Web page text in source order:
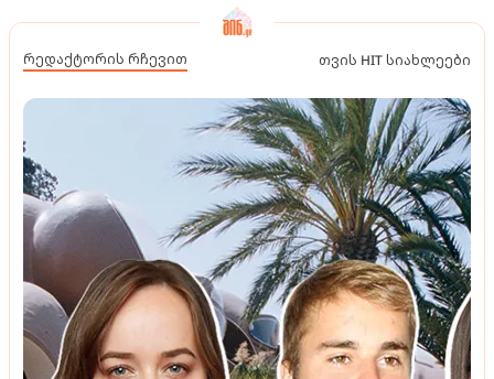
რედაქტორის რჩევით თვის HIT სიახლეები